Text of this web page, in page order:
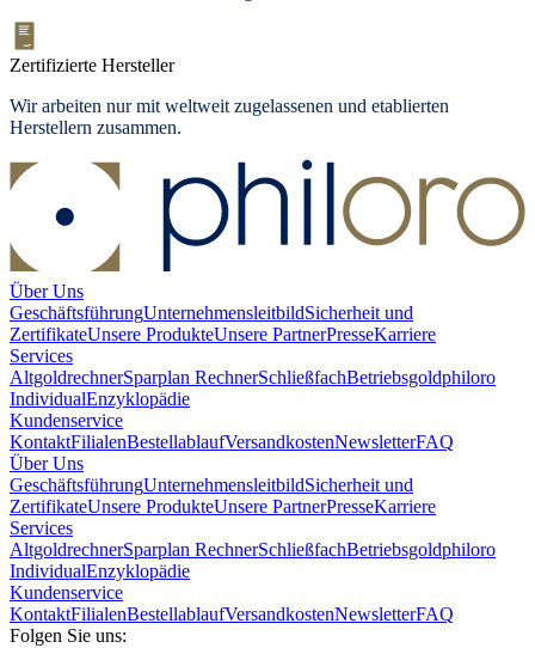
Zertifizierte Hersteller
Wir arbeiten nur mit weltweit zugelassenen und etablierten
Herstellern zusammen.
Über Uns
GeschäftsführungUnternehmensleitbildSicherheit und
ZertifikateUnsere ProdukteUnsere PartnerPresseKarriere
Services
AltgoldrechnerSparplan RechnerSchließfachBetriebsgoldphiloro
IndividualEnzyklopädie
Kundenservice
KontaktFilialenBestellablaufVersandkostenNewsletterFAQ
Über Uns
GeschäftsführungUnternehmensleitbildSicherheit und
ZertifikateUnsere ProdukteUnsere PartnerPresseKarriere
Services
AltgoldrechnerSparplan RechnerSchließfachBetriebsgoldphiloro
IndividualEnzyklopädie
Kundenservice
KontaktFilialenBestellablaufVersandkostenNewsletterFAQ
Folgen Sie uns: